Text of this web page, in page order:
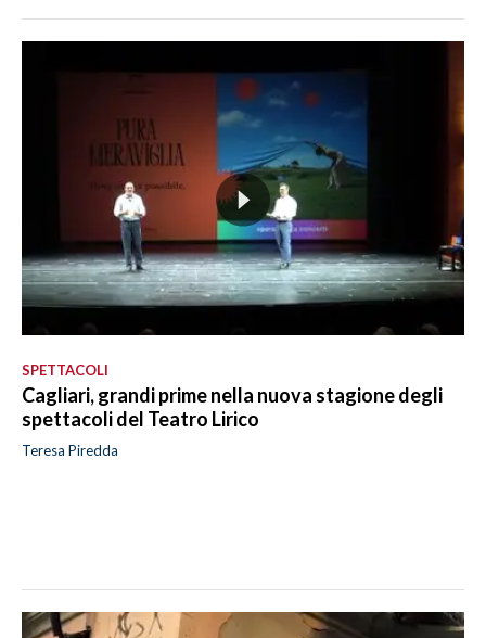
SPETTACOLI
Cagliari, grandi prime nella nuova stagione degli
spettacoli del Teatro Lirico
Teresa Piredda